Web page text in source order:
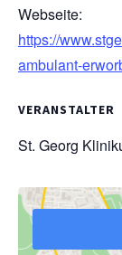
Webseite:
https://
ambulant-
VERANSTALTER
St. Georg